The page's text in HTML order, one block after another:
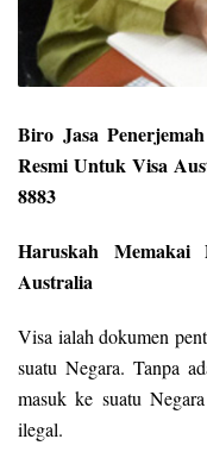
Biro Jasa
Resmi Untuk Visa
8883
Haruskah Memakai
Australia
Visa ialah dokumen
suatu Negara. Tanpa
masuk ke suatu
ilegal.